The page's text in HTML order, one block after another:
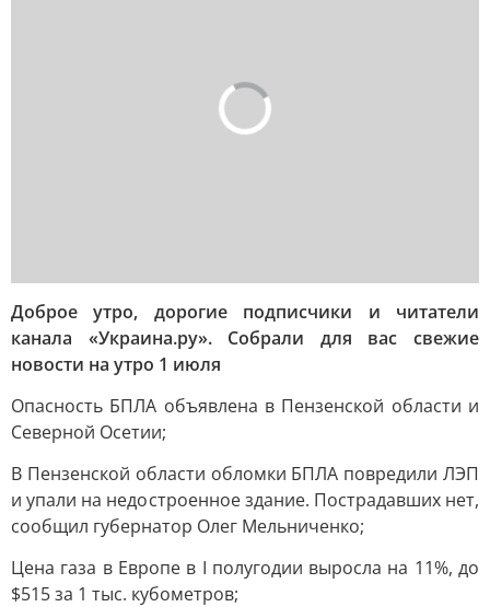
Доброе утро, дорогие подписчики и читатели
канала «Украина.ру». Собрали для вас свежие
новости на утро 1 июля
Опасность БПЛА объявлена в Пензенской области и
Северной Осетии;
В Пензенской области обломки БПЛА повредили ЛЭП
и упали на недостроенное здание. Пострадавших нет,
сообщил губернатор Олег Мельниченко;
Цена газа в Европе в I полугодии выросла на 11%, до
$515 за 1 тыс. кубометров;